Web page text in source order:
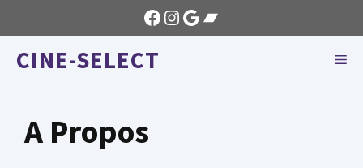
au
contenu
Facebook
Instagram
GoogleBandcamp
CINE-SELECT
A Propos